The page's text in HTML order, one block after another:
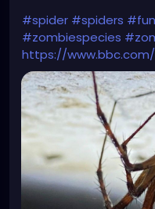
#spider #spiders
#zombiespecies
https://